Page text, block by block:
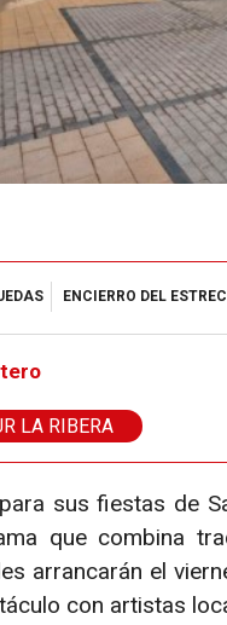
ENCIERRO DEL
LA RIBERA
sus fiestas de
que combina
arrancarán el
con artistas